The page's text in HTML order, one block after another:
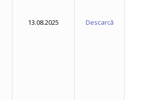
13.08.2025 Descarcă